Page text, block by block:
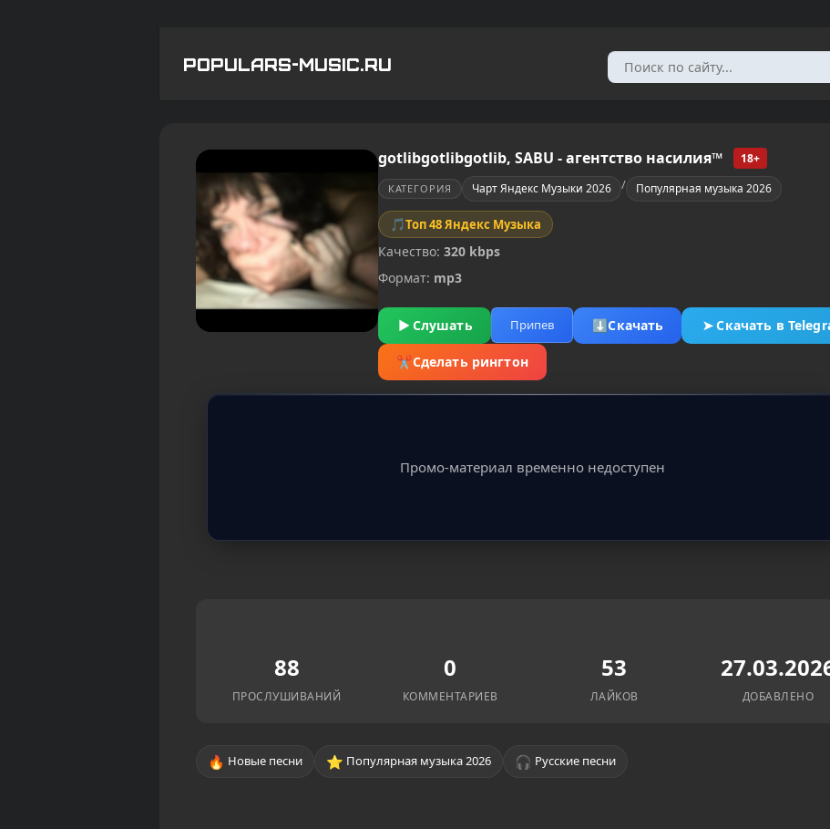
POPULARS-MUSIC.RU
gotlibgotlibgotlib, SABU - агентство насилия™ 18+
КАТЕГОРИЯ Чарт Яндекс Музыки 2026 / Популярная музыка 2026
🎵Топ 48 Яндекс Музыка
Качество: 320 kbps
Формат: mp3
▶ Слушать Припев ⬇Скачать ➤Скачать в
✂Сделать рингтон
Промо-материал временно недоступен
88
ПРОСЛУШИВАНИЙ
0
КОММЕНТАРИЕВ
53
ЛАЙКОВ ДОБАВЛЕНО
🔥 Новые песни ⭐ Популярная музыка 2026 🎧 Русские песни